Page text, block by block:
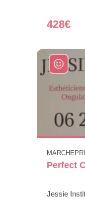
428€
Perfect
Jessie